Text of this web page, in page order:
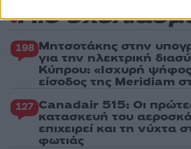
Πιο
198 Μητσοτάκης στην
για την ηλεκτρική
Κύπρου: «Ισχυρή
είσοδος της Meridiam
127 Canadair 515: Οι
κατασκευή του
επιχειρεί και τη νύχτα
φωτιάς